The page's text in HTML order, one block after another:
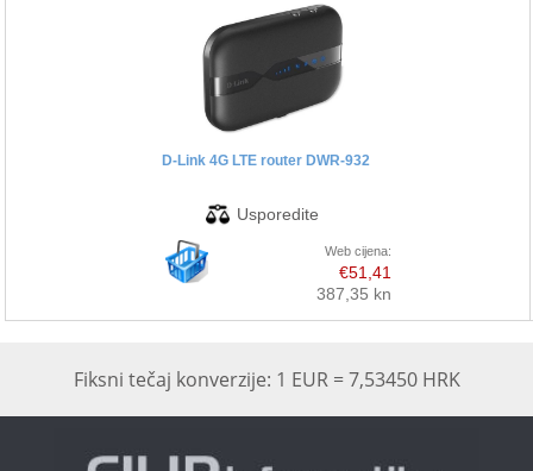
D-Link 4G LTE router DWR-932
Web cijena:
€51,41
387,35 kn
Fiksni tečaj konverzije: 1 EUR = 7,53450 HRK